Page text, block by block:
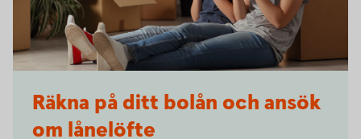
Räkna på ditt bolån och ansök
om lånelöfte